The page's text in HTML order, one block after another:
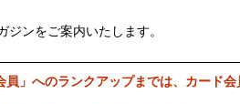
ンをご案内いたします。
」へのランクアップまでは、カード会